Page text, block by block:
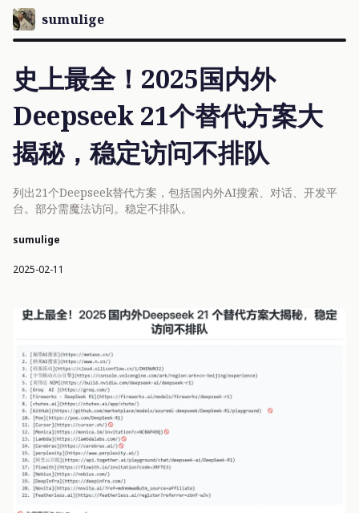
sumulige
史上最全！2025国内外
Deepseek 21个替代方案大
揭秘，稳定访问不排队
列出21个Deepseek替代方案，包括国内外AI搜索、对话、开发平
台。部分需魔法访问。稳定不排队。
sumulige
2025-02-11